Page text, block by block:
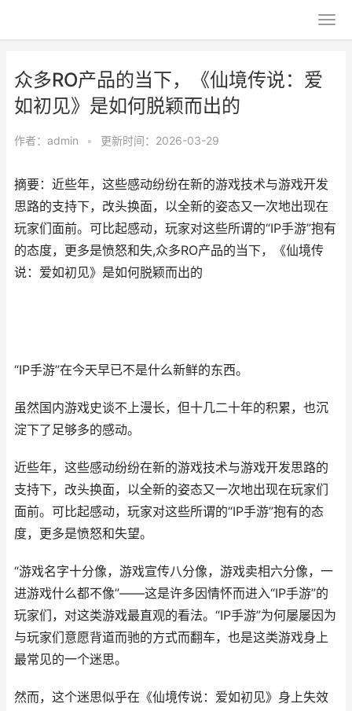
众多RO产品的当下，《仙境传说：爱
如初见》是如何脱颖而出的
作者： admin • 更新时间：2026-03-29
摘要：近些年，这些感动纷纷在新的游戏技术与游戏开发
思路的支持下，改头换面，以全新的姿态又一次地出现在
玩家们面前。可比起感动，玩家对这些所谓的“IP手游”抱有
的态度，更多是愤怒和失,众多RO产品的当下，《仙境传
说：爱如初见》是如何脱颖而出的
“IP手游”在今天早已不是什么新鲜的东西。
虽然国内游戏史谈不上漫长，但十几二十年的积累，也沉
淀下了足够多的感动。
近些年，这些感动纷纷在新的游戏技术与游戏开发思路的
支持下，改头换面，以全新的姿态又一次地出现在玩家们
面前。可比起感动，玩家对这些所谓的“IP手游”抱有的态
度，更多是愤怒和失望。
“游戏名字十分像，游戏宣传八分像，游戏卖相六分像，一
进游戏什么都不像”——这是许多因情怀而进入“IP手游”的
玩家们，对这类游戏最直观的看法。“IP手游”为何屡屡因为
与玩家们意愿背道而驰的方式而翻车，也是这类游戏身上
最常见的一个迷思。
然而，这个迷思似乎在《仙境传说：爱如初见》身上失效